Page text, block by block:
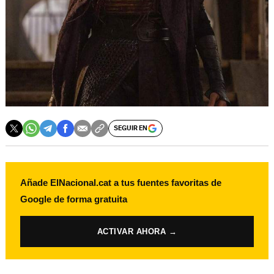
SEGUIR EN
Añade ElNacional.cat a tus fuentes favoritas de
Google de forma gratuita
ACTIVAR AHORA →